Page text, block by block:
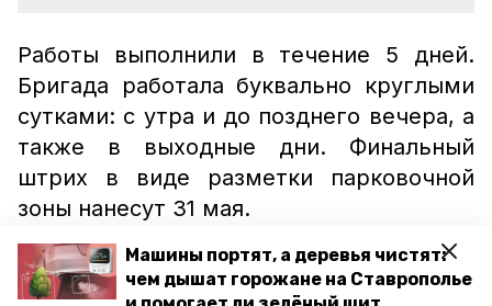
Машины портят, а деревья чистят:
чем дышат горожане на Ставрополье
Работы выполнили в течение 5 дней.
Бригада работала буквально круглыми
сутками: с утра и до позднего вечера, а
также в выходные дни. Финальный
штрих в виде разметки парковочной
зоны нанесут 31 мая.
Ранее наш порталсообщал, что в парке
Победы Ессентуков идут строительные